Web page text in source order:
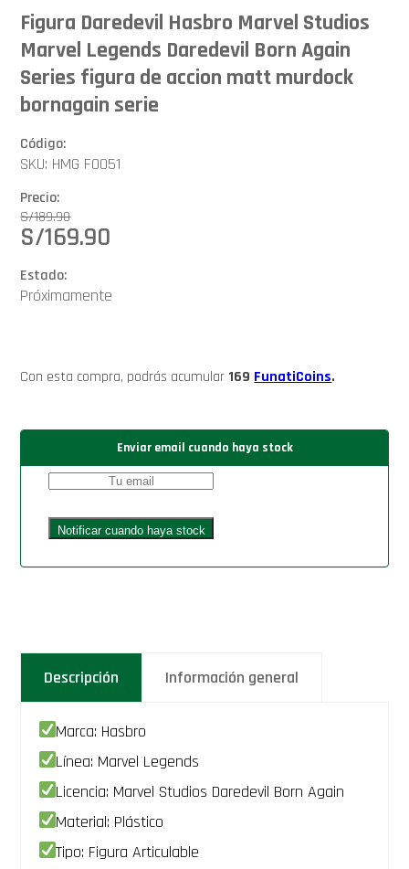
Figura Daredevil Hasbro Marvel Studios
Marvel Legends Daredevil Born Again
Series figura de accion matt murdock
bornagain serie
Código:
SKU: HMG F0051
Precio:
S/189.90
S/169.90
Estado:
Próximamente
Con esta compra, podrás acumular 169 FunatiCoins.
Enviar email cuando haya stock
Descripción Información general
Marca: Hasbro
Línea: Marvel Legends
Licencia: Marvel Studios Daredevil Born Again
Material: Plástico
Tipo: Figura Articulable